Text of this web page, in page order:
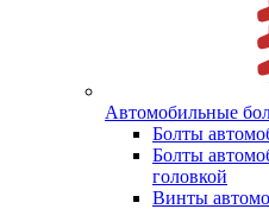
Автомобильные
Болты
Болты
головкой
Винты